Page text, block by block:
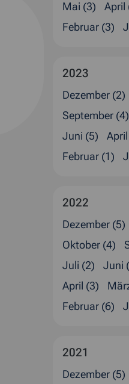
Mai (3)
April
Februar (3)
2023
Dezember (2)
September (4)
Juni (5)
Februar (1)
2022
Dezember (5)
Oktober (4)
Juli (2)
Juni
April (3)
Februar (6)
2021
Dezember (5)